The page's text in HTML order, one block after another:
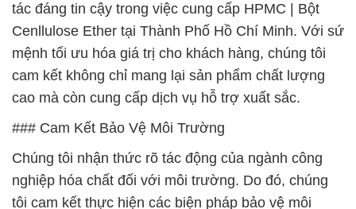
tác đáng tin cậy trong việc cung cấp HPMC | Bột
Cenllulose Ether tại Thành Phố Hồ Chí Minh. Với sứ
mệnh tối ưu hóa giá trị cho khách hàng, chúng tôi
cam kết không chỉ mang lại sản phẩm chất lượng
cao mà còn cung cấp dịch vụ hỗ trợ xuất sắc.
### Cam Kết Bảo Vệ Môi Trường
Chúng tôi nhận thức rõ tác động của ngành công
nghiệp hóa chất đối với môi trường. Do đó, chúng
tôi cam kết thực hiện các biện pháp bảo vệ môi